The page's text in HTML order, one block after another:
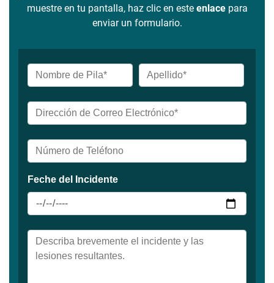
muestre en tu pantalla, haz clic en este enlacepara
enviar un formulario.